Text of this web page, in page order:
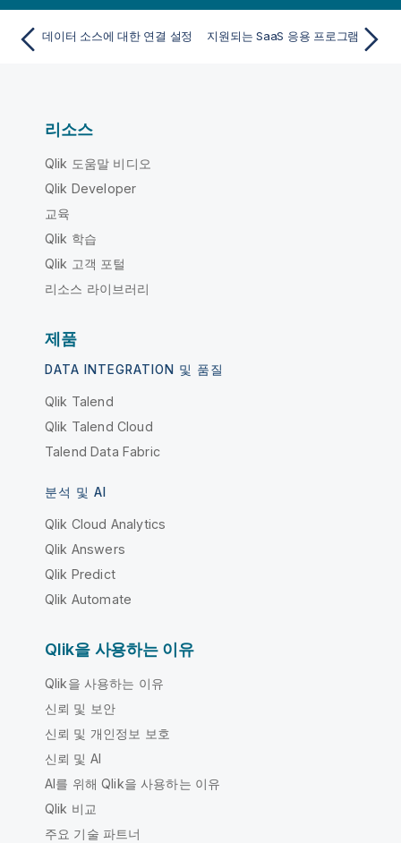
데이터 소스에 대한 연결 설정 지원되는 SaaS 응용 프로그램
리소스
Qlik 도움말 비디오
Qlik Developer
교육
Qlik 학습
Qlik 고객 포털
리소스 라이브러리
제품
DATA INTEGRATION 및 품질
Qlik Talend
Qlik Talend Cloud
Talend Data Fabric
분석 및 AI
Qlik Cloud Analytics
Qlik Answers
Qlik Predict
Qlik Automate
Qlik을 사용하는 이유
Qlik을 사용하는 이유
신뢰 및 보안
신뢰 및 개인정보 보호
신뢰 및 AI
AI를 위해 Qlik을 사용하는 이유
Qlik 비교
주요 기술 파트너